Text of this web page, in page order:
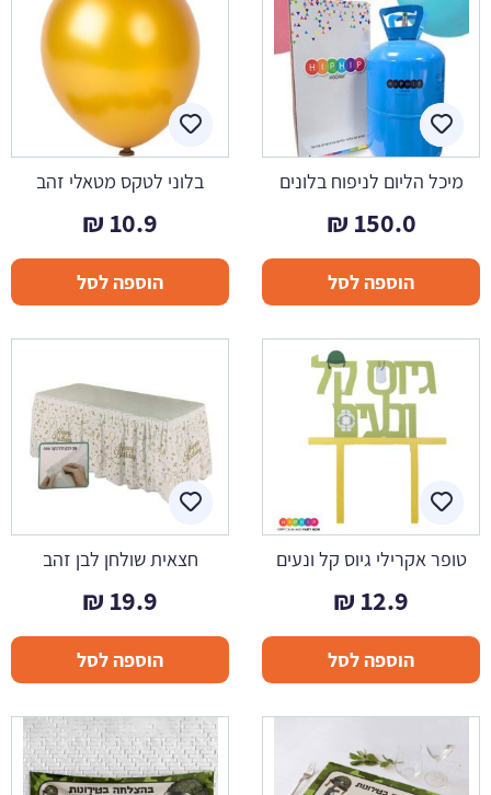
מיכל הליום לניפוח בלונים
150.0
₪
הוספה לסל
בלוני לטקס מטאלי זהב
10.9
₪
הוספה לסל
טופר אקרילי גיוס קל ונעים
12.9
₪
הוספה לסל
חצאית שולחן לבן זהב
19.9
₪
הוספה לסל